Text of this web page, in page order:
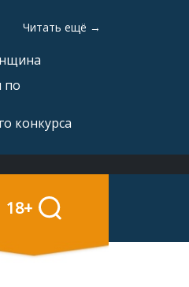
Читать ещё →
по
конкурса
18+